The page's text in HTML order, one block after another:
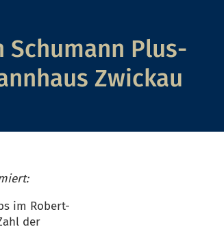
Schumann Plus-
Zwickau
im Robert-
der